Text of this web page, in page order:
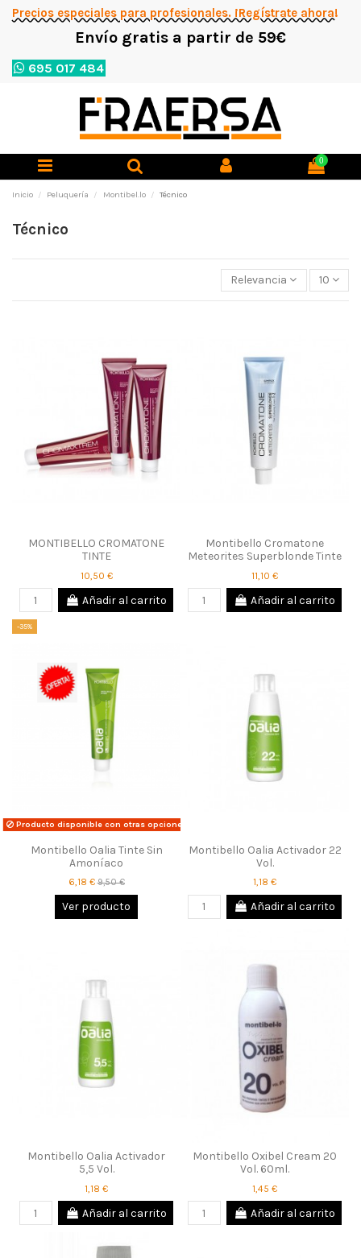
Precios especiales para profesionales. ¡Regístrate ahora!
Envío gratis a partir de 59€
695 017 484
0
Inicio Peluquería Montibel.lo Técnico
Técnico
Relevancia 10
MONTIBELLO CROMATONE
TINTE
10,50 €
Añadir al carrito
Montibello Cromatone
Meteorites Superblonde Tinte
11,10 €
Añadir al carrito
-35%
Producto disponible con otras opciones
Montibello Oalia Tinte Sin
Amoníaco
6,18 € 9,50 €
Ver producto
Montibello Oalia Activador 22
Vol.
1,18 €
Añadir al carrito
Montibello Oalia Activador
5,5 Vol.
1,18 €
Añadir al carrito
Montibello Oxibel Cream 20
Vol. 60ml.
1,45 €
Añadir al carrito